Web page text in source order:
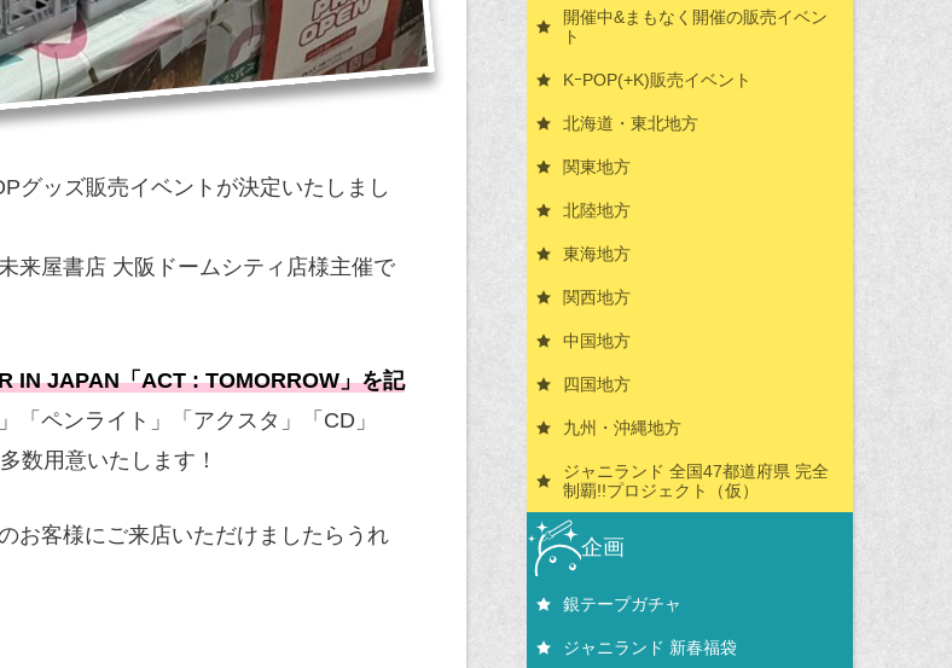
グッズ販売イベントが決定いたしまし
来屋書店 大阪ドームシティ店様主催で
IN JAPAN「ACT : TOMORROW」を記
「ペンライト」「アクスタ」「CD」
数用意いたします！
お客様にご来店いただけましたらうれ
開催中&まもなく開催の販売イベン
ト
KｰPOP(+K)販売イベント
北海道・東北地方
関東地方
北陸地方
東海地方
関西地方
中国地方
四国地方
九州・沖縄地方
ジャニランド 全国47都道府県 完全
制覇!!プロジェクト（仮）
企画
銀テープガチャ
ジャニランド 新春福袋